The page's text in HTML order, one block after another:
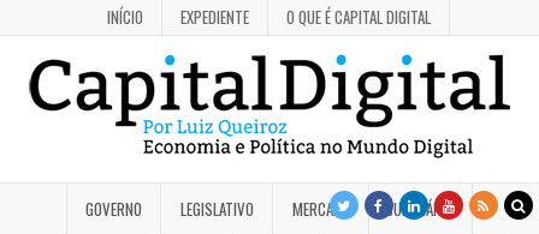
INÍCIO EXPEDIENTE O QUE É CAPITAL DIGITAL
GOVERNO LEGISLATIVO MERCADO JUDICIÁRIO